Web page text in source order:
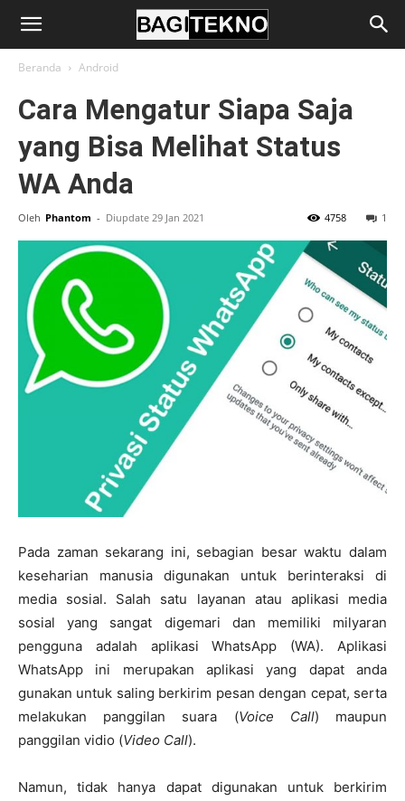
BagiTekno
Beranda Android
Cara Mengatur Siapa Saja
yang Bisa Melihat Status
WA Anda
Oleh Phantom - Diupdate 29 Jan 2021 1
4758
Pada zaman sekarang ini, sebagian besar waktu dalam
keseharian manusia digunakan untuk berinteraksi di
media sosial. Salah satu layanan atau aplikasi media
sosial yang sangat digemari dan memiliki milyaran
pengguna adalah aplikasi WhatsApp (WA). Aplikasi
WhatsApp ini merupakan aplikasi yang dapat anda
gunakan untuk saling berkirim pesan dengan cepat, serta
melakukan panggilan suara (Voice Call) maupun
panggilan vidio (Video Call).
Namun, tidak hanya dapat digunakan untuk berkirim